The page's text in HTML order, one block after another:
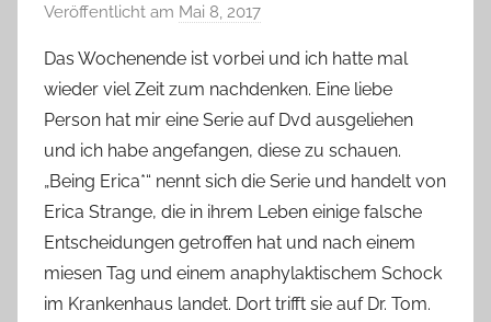
Veröffentlicht am Mai 8, 2017
n
Y
v
o
n
n
e
Das Wochenende ist vorbei und ich hatte mal
wieder viel Zeit zum nachdenken. Eine liebe
Person hat mir eine Serie auf Dvd ausgeliehen
und ich habe angefangen, diese zu schauen.
„Being Erica*“ nennt sich die Serie und handelt von
Erica Strange, die in ihrem Leben einige falsche
Entscheidungen getroffen hat und nach einem
miesen Tag und einem anaphylaktischem Schock
im Krankenhaus landet. Dort trifft sie auf Dr. Tom.